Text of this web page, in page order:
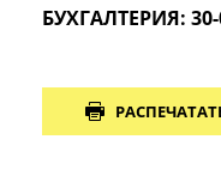
БУХГАЛТЕРИЯ: 30-